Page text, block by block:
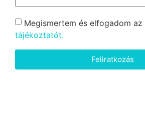
Megismertem és elfogadom az
tájékoztatót.
Feliratkozás